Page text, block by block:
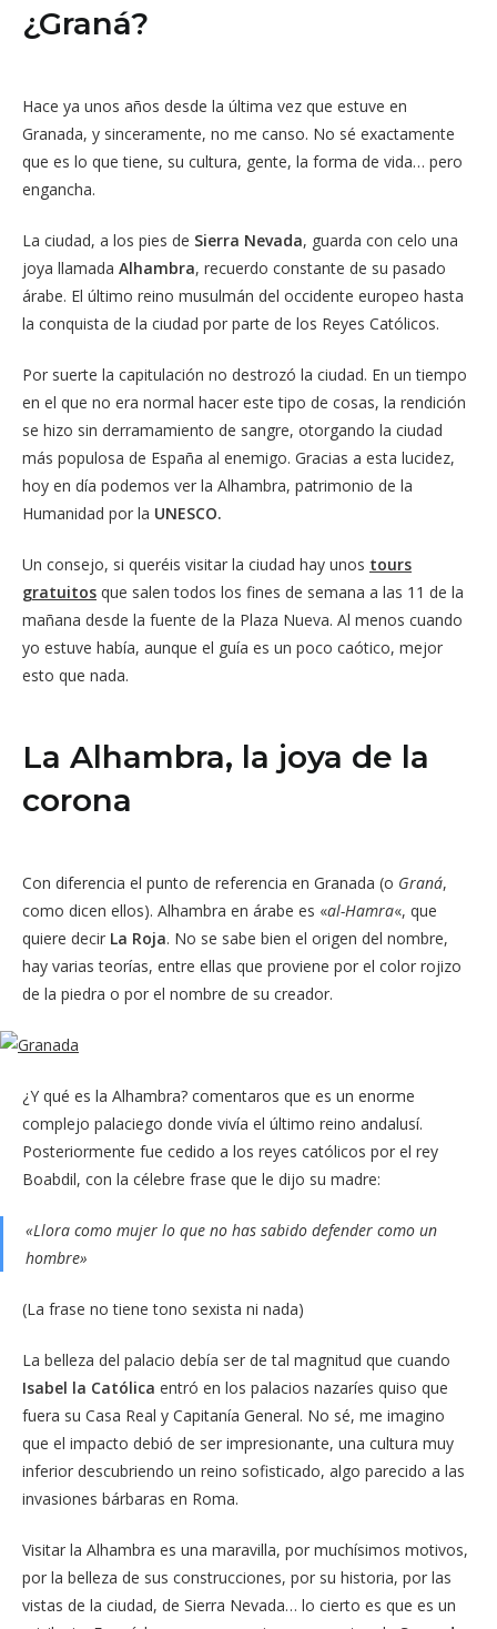
¿Graná?
Hace ya unos años desde la última vez que estuve en
Granada, y sinceramente, no me canso. No sé exactamente
que es lo que tiene, su cultura, gente, la forma de vida… pero
engancha.
La ciudad, a los pies de Sierra Nevada, guarda con celo una
joya llamada Alhambra, recuerdo constante de su pasado
árabe. El último reino musulmán del occidente europeo hasta
la conquista de la ciudad por parte de los Reyes Católicos.
Por suerte la capitulación no destrozó la ciudad. En un tiempo
en el que no era normal hacer este tipo de cosas, la rendición
se hizo sin derramamiento de sangre, otorgando la ciudad
más populosa de España al enemigo. Gracias a esta lucidez,
hoy en día podemos ver la Alhambra, patrimonio de la
Humanidad por la UNESCO.
Un consejo, si queréis visitar la ciudad hay unos tours
gratuitos que salen todos los fines de semana a las 11 de la
mañana desde la fuente de la Plaza Nueva. Al menos cuando
yo estuve había, aunque el guía es un poco caótico, mejor
esto que nada.
La Alhambra, la joya de la
corona
Con diferencia el punto de referencia en Granada (o Graná,
como dicen ellos). Alhambra en árabe es «al-Hamra«, que
quiere decir La Roja. No se sabe bien el origen del nombre,
hay varias teorías, entre ellas que proviene por el color rojizo
de la piedra o por el nombre de su creador.
¿Y qué es la Alhambra? comentaros que es un enorme
complejo palaciego donde vivía el último reino andalusí.
Posteriormente fue cedido a los reyes católicos por el rey
Boabdil, con la célebre frase que le dijo su madre:
«Llora como mujer lo que no has sabido defender como un
hombre»
(La frase no tiene tono sexista ni nada)
La belleza del palacio debía ser de tal magnitud que cuando
Isabel la Católica entró en los palacios nazaríes quiso que
fuera su Casa Real y Capitanía General. No sé, me imagino
que el impacto debió de ser impresionante, una cultura muy
inferior descubriendo un reino sofisticado, algo parecido a las
invasiones bárbaras en Roma.
Visitar la Alhambra es una maravilla, por muchísimos motivos,
por la belleza de sus construcciones, por su historia, por las
vistas de la ciudad, de Sierra Nevada… lo cierto es que es un